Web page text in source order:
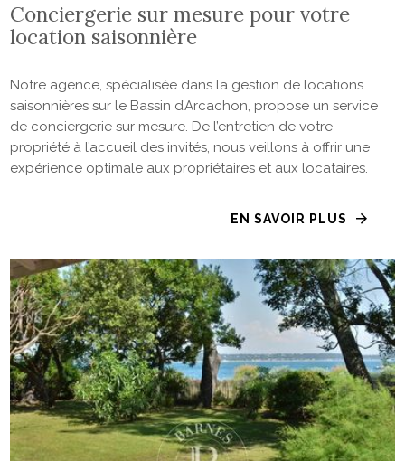
Conciergerie sur mesure pour votre
location saisonnière
Notre agence, spécialisée dans la gestion de locations
saisonnières sur le Bassin d’Arcachon, propose un service
de conciergerie sur mesure. De l’entretien de votre
propriété à l’accueil des invités, nous veillons à offrir une
expérience optimale aux propriétaires et aux locataires.
EN SAVOIR PLUS